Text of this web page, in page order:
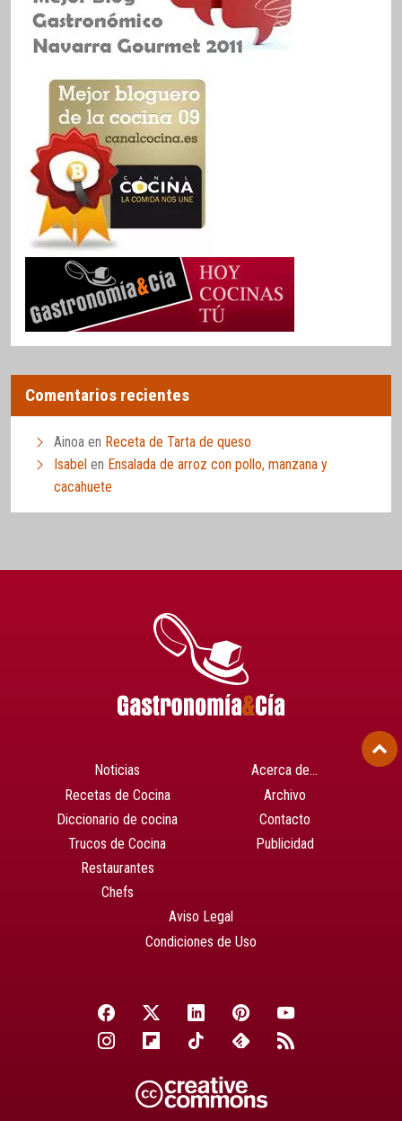
Comentarios recientes
Ainoa en Receta de Tarta de queso
Isabel en Ensalada de arroz con pollo, manzana y
cacahuete
Noticias
Recetas de Cocina
Diccionario de cocina
Trucos de Cocina
Restaurantes
Chefs
Acerca de…
Archivo
Contacto
Publicidad
Aviso Legal
Condiciones de Uso